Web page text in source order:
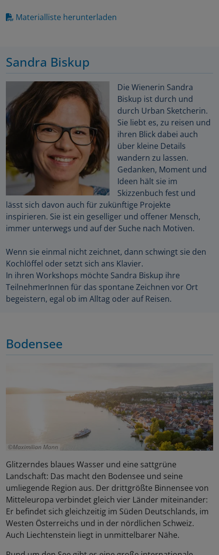
Materialliste herunterladen
Sandra Biskup
Die Wienerin Sandra
Biskup ist durch und
durch Urban Sketcherin.
Sie liebt es, zu reisen und
ihren Blick dabei auch
über kleine Details
wandern zu lassen.
Gedanken, Moment und
Ideen hält sie im
Skizzenbuch fest und
lässt sich davon auch für zukünftige Projekte
inspirieren. Sie ist ein geselliger und offener Mensch,
immer unterwegs und auf der Suche nach Motiven.
Wenn sie einmal nicht zeichnet, dann schwingt sie den
Kochlöffel oder setzt sich ans Klavier.
In ihren Workshops möchte Sandra Biskup ihre
TeilnehmerInnen für das spontane Zeichnen vor Ort
begeistern, egal ob im Alltag oder auf Reisen.
Bodensee
Maximilian Mann
Glitzerndes blaues Wasser und eine sattgrüne
Landschaft: Das macht den Bodensee und seine
umliegende Region aus. Der drittgrößte Binnensee von
Mitteleuropa verbindet gleich vier Länder miteinander:
Er befindet sich gleichzeitig im Süden Deutschlands, im
Westen Österreichs und in der nördlichen Schweiz.
Auch Liechtenstein liegt in unmittelbarer Nähe.